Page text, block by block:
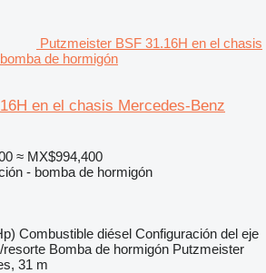
Putzmeister BSF 31.16H en el chasis
de hormigón
en el chasis Mercedes-Benz
≈ MX$994,400
- bomba de hormigón
Combustible diésel Configuración del eje
resorte Bomba de hormigón Putzmeister
31 m